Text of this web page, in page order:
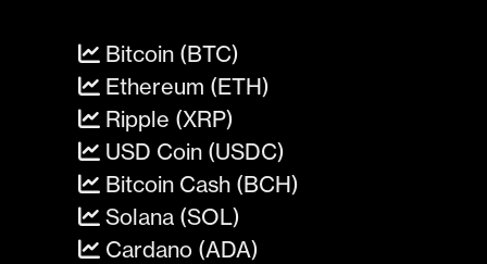
Bitcoin (BTC)
Ethereum (ETH)
Ripple (XRP)
USD Coin (USDC)
Bitcoin Cash (BCH)
Solana (SOL)
Cardano (ADA)